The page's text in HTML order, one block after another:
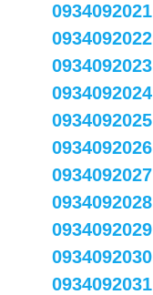
0934092021
0934092022
0934092023
0934092024
0934092025
0934092026
0934092027
0934092028
0934092029
0934092030
0934092031